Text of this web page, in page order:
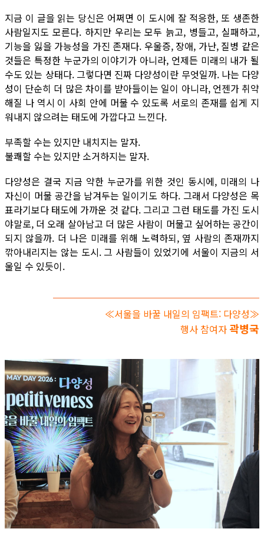
지금 이 글을 읽는 당신은 어쩌면 이 도시에 잘 적응한, 또 생존한
사람일지도 모른다. 하지만 우리는 모두 늙고, 병들고, 실패하고,
기능을 잃을 가능성을 가진 존재다. 우울증, 장애, 가난, 질병 같은
것들은 특정한 누군가의 이야기가 아니라, 언제든 미래의 내가 될
수도 있는 상태다. 그렇다면 진짜 다양성이란 무엇일까. 나는 다양
성이 단순히 더 많은 차이를 받아들이는 일이 아니라, 언젠가 취약
해질 나 역시 이 사회 안에 머물 수 있도록 서로의 존재를 쉽게 지
워내지 않으려는 태도에 가깝다고 느낀다.
부족할 수는 있지만 내치지는 말자.
불쾌할 수는 있지만 소거하지는 말자.
다양성은 결국 지금 약한 누군가를 위한 것인 동시에, 미래의 나
자신이 머물 공간을 남겨두는 일이기도 하다. 그래서 다양성은 목
표라기보다 태도에 가까운 것 같다. 그리고 그런 태도를 가진 도시
야말로, 더 오래 살아남고 더 많은 사람이 머물고 싶어하는 공간이
되지 않을까. 더 나은 미래를 위해 노력하되, 옆 사람의 존재까지
깎아내리지는 않는 도시. 그 사람들이 있었기에 서울이 지금의 서
울일 수 있듯이.
≪서울을 바꿀 내일의 임팩트: 다양성≫
행사 참여자 곽병국